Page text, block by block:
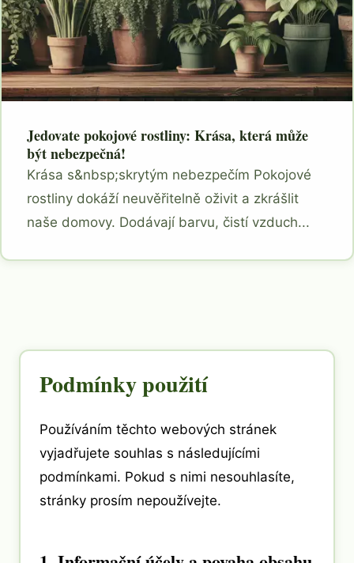
Jedovate pokojové rostliny: Krása, která může
být nebezpečná!
Krása s&nbsp;skrytým nebezpečím Pokojové
rostliny dokáží neuvěřitelně oživit a zkrášlit
naše domovy. Dodávají barvu, čistí vzduch...
Podmínky použití
Používáním těchto webových stránek
vyjadřujete souhlas s následujícími
podmínkami. Pokud s nimi nesouhlasíte,
stránky prosím nepoužívejte.